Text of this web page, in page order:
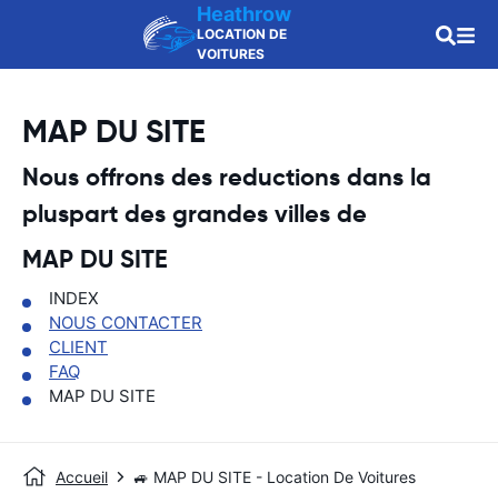
Heathrow
LOCATION DE
VOITURES
MAP DU SITE
Nous offrons des reductions dans la
pluspart des grandes villes de
MAP DU SITE
INDEX
NOUS CONTACTER
CLIENT
FAQ
MAP DU SITE
Accueil 🚙 MAP DU SITE - Location De Voitures